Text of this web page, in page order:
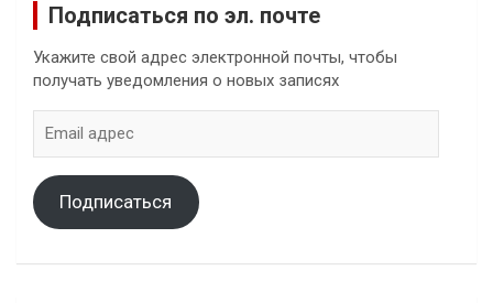
Подписаться по эл. почте
Укажите свой адрес электронной почты, чтобы
получать уведомления о новых записях
адрес
Подписаться